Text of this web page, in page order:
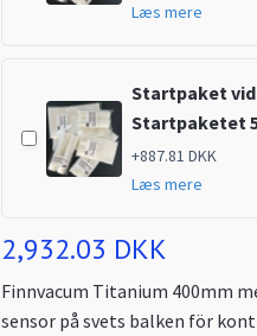
Læs mere
Startpaket vid
Startpaketet
+887.81 DKK
Læs mere
2,932.03 DKK
Finnvacum Titanium 400mm
sensor på svets balken för